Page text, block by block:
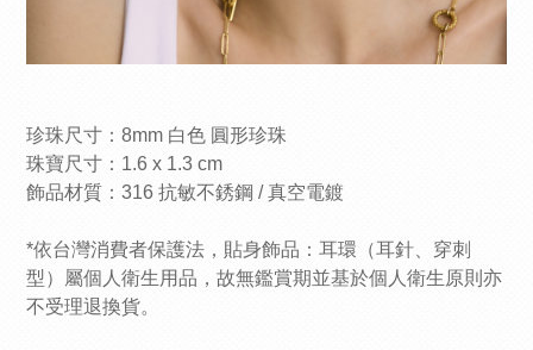
珍珠尺寸：8mm 白色 圓形珍珠
珠寶尺寸：1.6 x 1.3 cm
飾品材質：316 抗敏不銹鋼 / 真空電鍍
*依台灣消費者保護法，貼身飾品：耳環（耳針、穿刺
型）屬個人衛生用品，故無鑑賞期並基於個人衛生原則亦
不受理退換貨。